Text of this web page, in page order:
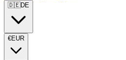
🇩🇪DE
€EUR